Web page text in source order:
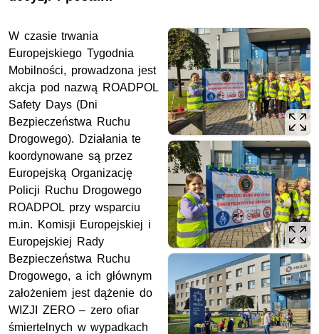
W czasie trwania
Europejskiego Tygodnia
Mobilności, prowadzona jest
akcja pod nazwą ROADPOL
Safety Days (Dni
Bezpieczeństwa Ruchu
Drogowego). Działania te
koordynowane są przez
Europejską Organizację
Policji Ruchu Drogowego
ROADPOL przy wsparciu
m.in. Komisji Europejskiej i
Europejskiej Rady
Bezpieczeństwa Ruchu
Drogowego, a ich głównym
założeniem jest dążenie do
WIZJI ZERO – zero ofiar
śmiertelnych w wypadkach